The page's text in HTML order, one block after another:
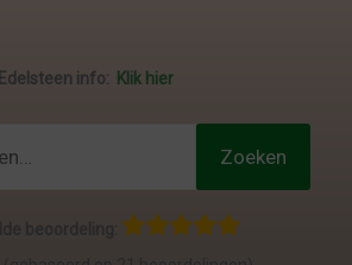
Edelsteen info: Klik hier
Zoeken